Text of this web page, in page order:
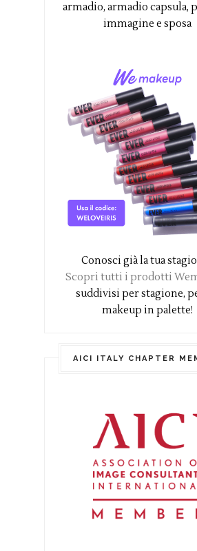
armadio, armadio capsula,
immagine e sposa
Conosci già la tua
Scopri tutti i prodotti
suddivisi per stagione,
makeup in palette!
AICI ITALY CHAPTER